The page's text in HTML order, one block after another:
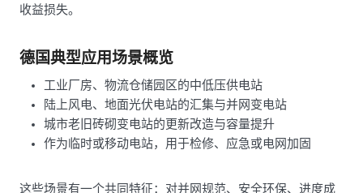
收益损失。
德国典型应用场景概览
工业厂房、物流仓储园区的中低压供电站
陆上风电、地面光伏电站的汇集与并网变电站
城市老旧砖砌变电站的更新改造与容量提升
作为临时或移动电站，用于检修、应急或电网加固